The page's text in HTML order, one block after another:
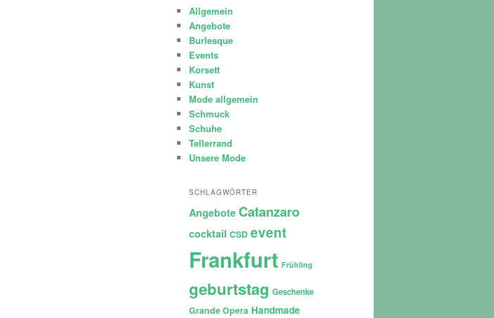
Allgemein
Angebote
Burlesque
Events
Korsett
Kunst
Mode allgemein
Schmuck
Schuhe
Tellerrand
Unsere Mode
SCHLAGWÖRTER
Angebote Catanzaro
cocktail CSD event
Frankfurt Frühling
geburtstag Geschenke
Grande Opera Handmade